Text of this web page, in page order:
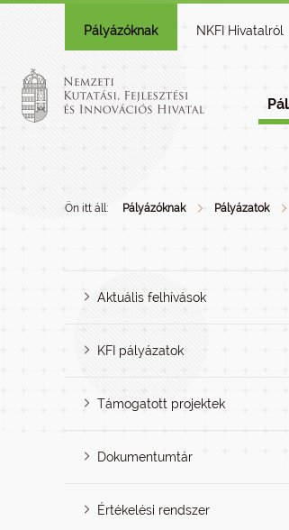
Pályázóknak NKFI Hivatalról
Ön itt áll: Pályázóknak Pályázatok
Aktuális felhívások
KFI pályázatok
Támogatott projektek
Dokumentumtár
Értékelési rendszer